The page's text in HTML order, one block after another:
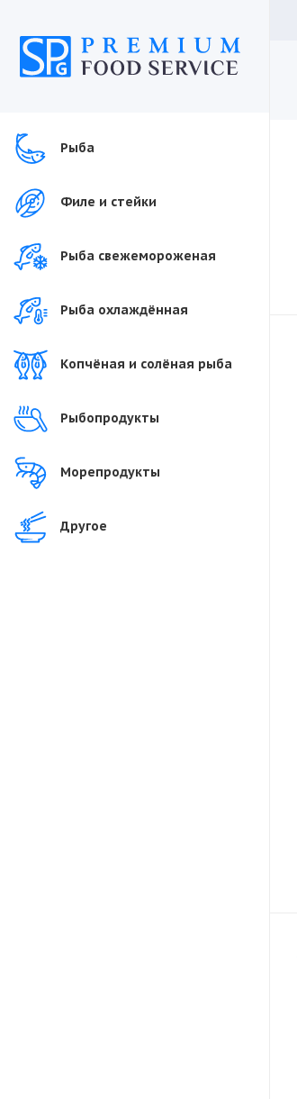
Рыба
Филе и стейки
Рыба свежемороженая
Рыба охлаждённая
Копчёная и солёная рыба
Рыбопродукты
Морепродукты
Другое